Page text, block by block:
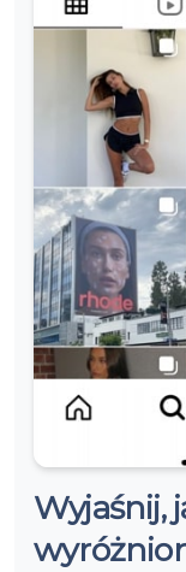
Wyjaśnij,